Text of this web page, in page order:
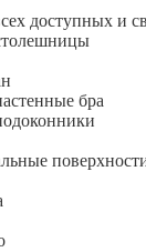
доступных и
бра